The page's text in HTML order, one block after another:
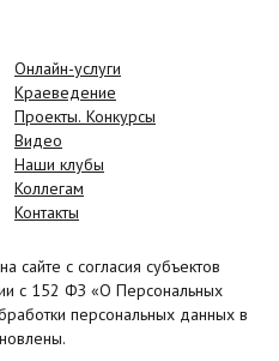
Онлайн-услуги
Краеведение
Проекты. Конкурсы
Видео
Наши клубы
Коллегам
Контакты
с согласия субъектов
с 152 ФЗ «О Персональных
персональных данных в